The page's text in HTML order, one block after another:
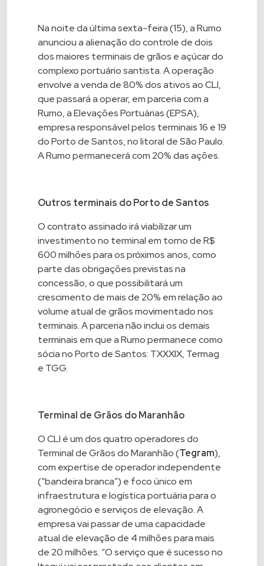
Na noite da última sexta-feira (15), a Rumo
anunciou a alienação do controle de dois
dos maiores terminais de grãos e açúcar do
complexo portuário santista. A operação
envolve a venda de 80% dos ativos ao CLI,
que passará a operar, em parceria com a
Rumo, a Elevações Portuárias (EPSA),
empresa responsável pelos terminais 16 e 19
do Porto de Santos, no litoral de São Paulo.
A Rumo permanecerá com 20% das ações.
Outros terminais do Porto de Santos
O contrato assinado irá viabilizar um
investimento no terminal em torno de R$
600 milhões para os próximos anos, como
parte das obrigações previstas na
concessão, o que possibilitará um
crescimento de mais de 20% em relação ao
volume atual de grãos movimentado nos
terminais. A parceria não inclui os demais
terminais em que a Rumo permanece como
sócia no Porto de Santos: TXXXIX, Termag
e TGG.
Terminal de Grãos do Maranhão
O CLI é um dos quatro operadores do
Terminal de Grãos do Maranhão (Tegram),
com expertise de operador independente
(“bandeira branca”) e foco único em
infraestrutura e logística portuária para o
agronegócio e serviços de elevação. A
empresa vai passar de uma capacidade
atual de elevação de 4 milhões para mais
de 20 milhões. “O serviço que é sucesso no